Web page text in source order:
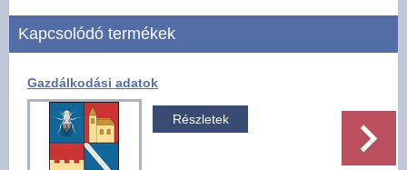
Közérdekű adatok -
Galéria
Pályázatok
Kapcsolódó termékek
Gazdálkodási adatok
Részletek